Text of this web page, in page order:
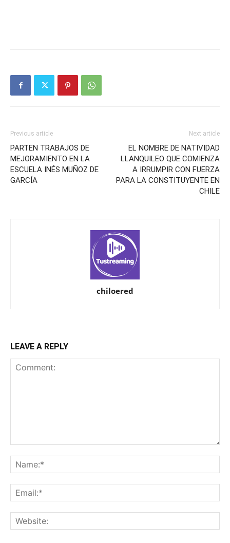
Previous article
PARTEN TRABAJOS DE
MEJORAMIENTO EN LA
ESCUELA INÉS MUÑOZ DE
GARCÍA
Next article
EL NOMBRE DE NATIVIDAD
LLANQUILEO QUE COMIENZA
A IRRUMPIR CON FUERZA
PARA LA CONSTITUYENTE EN
CHILE
chiloered
LEAVE A REPLY